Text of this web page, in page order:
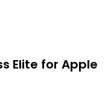
Elite for Apple